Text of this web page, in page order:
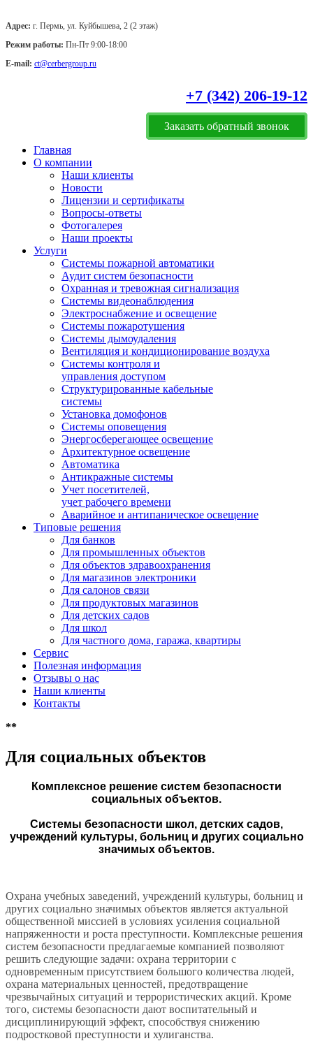
Адрес: г. Пермь, ул. Куйбышева, 2 (2 этаж)
Режим работы: Пн-Пт 9:00-18:00
E-mail: ct@cerbergroup.ru
+7 (342) 206-19-12
Заказать обратный звонок
Главная
О компании
Наши клиенты
Новости
Лицензии и сертификаты
Вопросы-ответы
Фотогалерея
Наши проекты
Услуги
Системы пожарной автоматики
Аудит систем безопасности
Охранная и тревожная сигнализация
Системы видеонаблюдения
Электроснабжение и освещение
Системы пожаротушения
Системы дымоудаления
Вентиляция и кондиционирование воздуха
Системы контроля и
управления доступом
Структурированные кабельные
системы
Установка домофонов
Системы оповещения
Энергосберегающее освещение
Архитектурное освещение
Автоматика
Антикражные системы
Учет посетителей,
учет рабочего времени
Аварийное и антипаническое освещение
Типовые решения
Для банков
Для промышленных объектов
Для объектов здравоохранения
Для магазинов электроники
Для салонов связи
Для продуктовых магазинов
Для детских садов
Для школ
Для частного дома, гаража, квартиры
Сервис
Полезная информация
Отзывы о нас
Наши клиенты
Контакты
**
Для социальных объектов
Комплексное решение систем безопасности
социальных объектов.
Системы безопасности школ, детских садов,
учреждений культуры, больниц и других социально
значимых объектов.
Охрана учебных заведений, учреждений культуры, больниц и
других социально значимых объектов является актуальной
общественной миссией в условиях усиления социальной
напряженности и роста преступности. Комплексные решения
систем безопасности предлагаемые компанией позволяют
решить следующие задачи: охрана территории с
одновременным присутствием большого количества людей,
охрана материальных ценностей, предотвращение
чрезвычайных ситуаций и террористических акций. Кроме
того, системы безопасности дают воспитательный и
дисциплинирующий эффект, способствуя снижению
подростковой преступности и хулиганства.